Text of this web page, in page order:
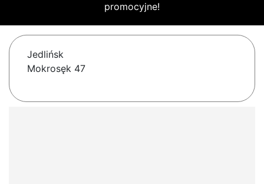
promocyjne!
Jedlińsk
Mokrosęk 47